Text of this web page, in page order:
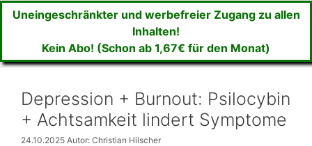
Uneingeschränkter und werbefreier Zugang zu allen
Inhalten!
Kein Abo! (Schon ab 1,67€ für den Monat)
Depression + Burnout: Psilocybin
+ Achtsamkeit lindert Symptome
24.10.2025 Autor: Christian Hilscher